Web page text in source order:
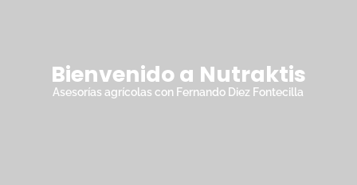
Bienvenido a Nutraktis
Asesorías agrícolas con Fernando Diez Fontecilla